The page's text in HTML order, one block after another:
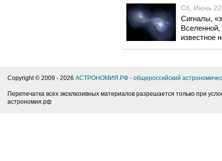
Сб, Июнь
Сигналы,
известное
Copyright © 2009 - 2026 АСТРОНОМИЯ.РФ - общероссийский
Перепечатка всех эксклюзивных материалов разрешается только при
астрономия.рф